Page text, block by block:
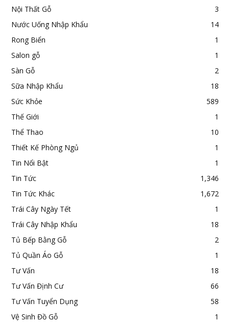
Nội Thất Gỗ
3
Nước Uống Nhập Khẩu
14
Rong Biển
1
Salon gỗ
1
Sàn Gỗ
2
Sữa Nhập Khẩu
18
Sức Khỏe
589
Thế Giới
1
Thể Thao
10
Thiết Kế Phòng Ngủ
1
Tin Nổi Bật
1
Tin Tức
1,346
Tin Tức Khác
1,672
Trái Cây Ngày Tết
1
Trái Cây Nhập Khẩu
18
Tủ Bếp Bằng Gỗ
2
Tủ Quần Áo Gỗ
1
Tư Vấn
18
Tư Vấn Định Cư
66
Tư Vấn Tuyển Dụng
58
Vệ Sinh Đồ Gỗ
1